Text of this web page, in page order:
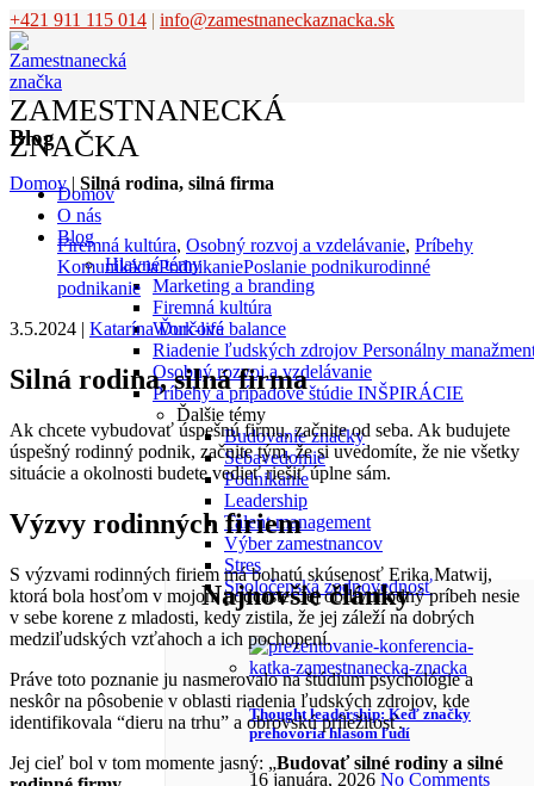
+421 911 115 014 | info@zamestnaneckaznacka.sk
ZAMESTNANECKÁ
ZNAČKA
Domov
O nás
Blog
Hlavné témy
Marketing a branding
Firemná kultúra
Work-life balance
Riadenie ľudských zdrojov Personálny
Osobný rozvoj a vzdelávanie
Príbehy a prípadové štúdie INŠPIRÁCIE
Ďalšie témy
Budovanie značky
Sebavedomie
Podnikanie
Leadership
Talent management
Výber zamestnancov
Stres
Spoločenská zodpovednosť
Najnovšie články
Thought leadership: Keď značky
prehovoria hlasom ľudí
16 januára, 2026 No Comments
Blog
Domov| Silná rodina, silná firma
Firemná kultúra, Osobný rozvoj a vzdelávanie, Príbehy
KomunikáciaPodnikaniePoslanie podnikurodinné
podnikanie
3.5.2024 | Katarína Ďurčová
Silná rodina, silná firma
Ak chcete vybudovať úspešnú firmu, začnite od seba. Ak budujete
úspešný rodinný podnik, začnite tým, že si uvedomíte, že nie všetky
situácie a okolnosti budete vedieť riešiť úplne sám.
Výzvy rodinných firiem
S výzvami rodinných firiem má bohatú skúsenosť Erika Matwij,
ktorá bola hosťom v mojom podcaste. Jej obdivuhodný príbeh nesie
v sebe korene z mladosti, kedy zistila, že jej záleží na dobrých
medziľudských vzťahoch a ich pochopení.
Práve toto poznanie ju nasmerovalo na štúdium psychológie a
neskôr na pôsobenie v oblasti riadenia ľudských zdrojov, kde
identifikovala “dieru na trhu” a obrovskú príležitosť.
Jej cieľ bol v tom momente jasný: „Budovať silné rodiny a silné